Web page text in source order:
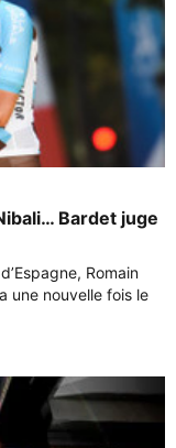
Bardet juge
Romain
une nouvelle fois le